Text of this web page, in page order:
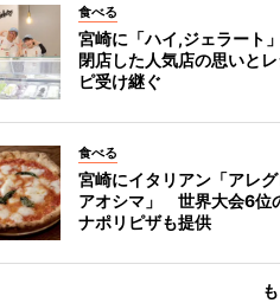
食べる
宮崎に「ハイ,ジェラート
閉店した人気店の思いと
ピ受け継ぐ
食べる
宮崎にイタリアン「アレグ
アオシマ」 世界大会6位
ナポリピザも提供